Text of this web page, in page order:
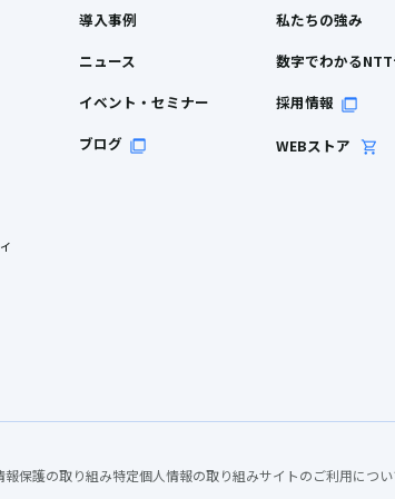
導入事例
ニュース
イベント・セミナー
ブログ
私たちの強み
数字でわかる
採用情報
WEBストア
報保護の取り組み特定個人情報の取り組みサイトのご利用につい